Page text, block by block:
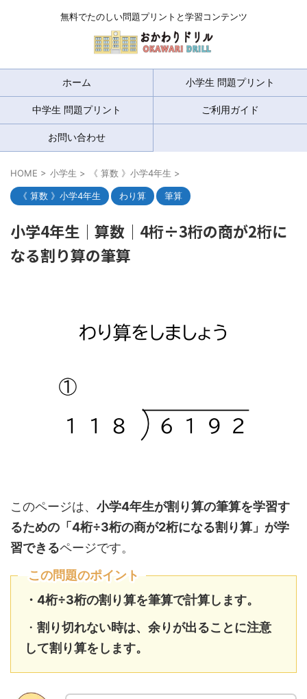
無料でたのしい問題プリントと学習コンテンツ
ホーム 小学生 問題プリント
中学生 問題プリント ご利用ガイド
お問い合わせ
HOME > 小学生 > 《 算数 》小学4年生 >
《 算数 》小学4年生 わり算 筆算
小学4年生｜算数｜4桁÷3桁の商が2桁に
なる割り算の筆算
このページは、 小学4年生が割り算の筆算を学習す
るための「4桁÷3桁の商が2桁になる割り算」が学
習できるページです。
この問題のポイント
・4桁÷3桁の割り算を筆算で計算します。
・ 割り切れない時は、余りが出ることに注意
して割り算をします。